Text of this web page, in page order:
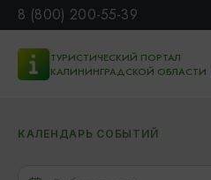
8 (800) 200-55-39
ТУРИСТИЧЕСКИЙ ПОРТАЛ
КАЛИНИНГРАДСКОЙ ОБЛАСТИ
КАЛЕНДАРЬ СОБЫТИЙ